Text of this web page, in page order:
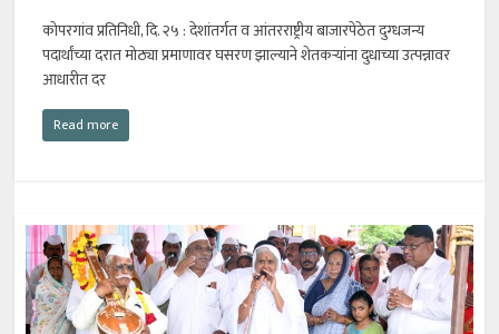
कोपरगांव प्रतिनिधी, दि. २५ : देशांतर्गत व आंतरराष्ट्रीय बाजारपेठेत दुग्धजन्य
पदार्थांच्या दरात मोठ्या प्रमाणावर घसरण झाल्याने शेतकऱ्यांना दुधाच्या उत्पन्नावर
आधारीत दर
Read more